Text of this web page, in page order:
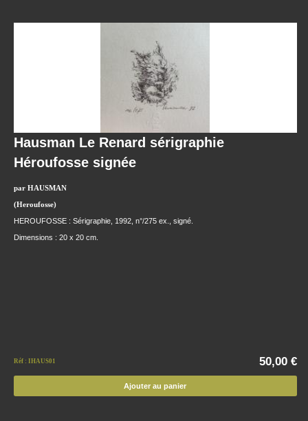
Hausman Le Renard sérigraphie
Héroufosse signée
par HAUSMAN
(Heroufosse)
HEROUFOSSE : Sérigraphie, 1992, n°/275 ex., signé.
Dimensions : 20 x 20 cm.
Réf : IHAUS01 50,00 €
Ajouter au panier